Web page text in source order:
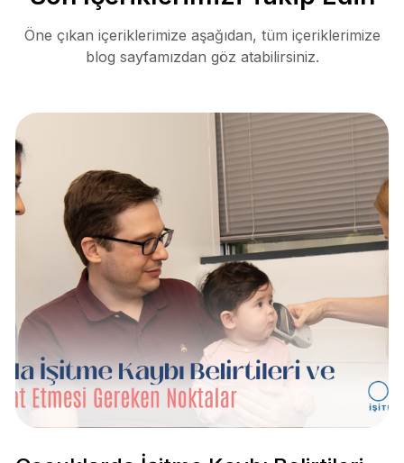
Öne çıkan içeriklerimize aşağıdan, tüm içeriklerimize
blog sayfamızdan göz atabilirsiniz.